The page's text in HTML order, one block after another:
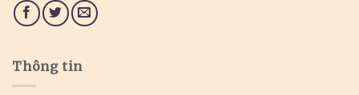
Thông tin